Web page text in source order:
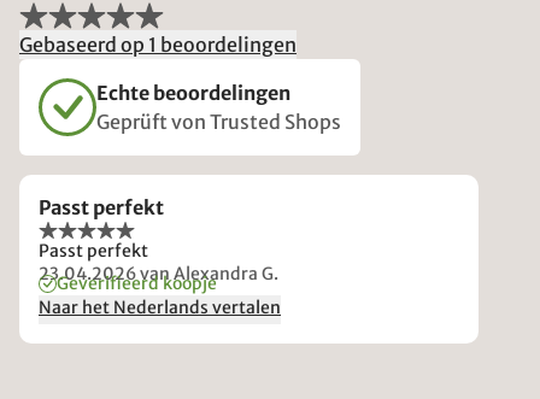
Gebaseerd op 1 beoordelingen
Echte beoordelingen
Geprüft von Trusted Shops
Passt perfekt
Passt perfekt
23.04.2026van Alexandra G.
Geverifieerd koopje
Naar het Nederlands vertalen